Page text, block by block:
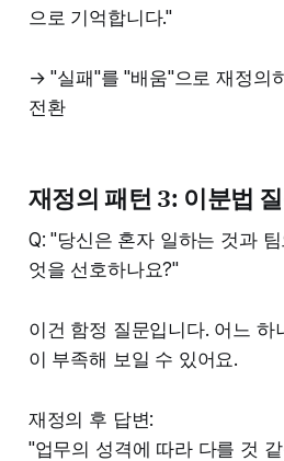
으로 기억합니다."
→ "실패"를 "배움"으로 재정의
전환
재정의 패턴 3: 이분법
Q: "당신은 혼자 일하는 것과
엇을 선호하나요?"
이건 함정 질문입니다. 어느 하
이 부족해 보일 수 있어요.
재정의 후 답변:
"업무의 성격에 따라 다를 것